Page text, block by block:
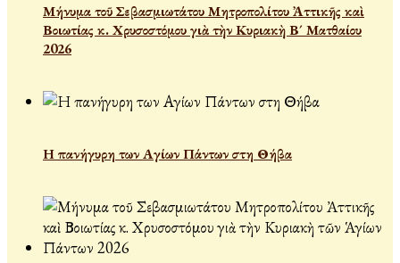
Μήνυμα τοῦ Σεβασμιωτάτου Μητροπολίτου Ἀττικῆς καὶ
Βοιωτίας κ. Χρυσοστόμου γιὰ τὴν Κυριακὴ Β´ Ματθαίου
2026
Η πανήγυρη των Αγίων Πάντων στη Θήβα